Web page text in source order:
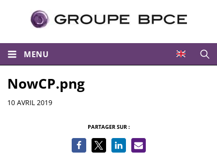
MENU
NowCP.png
Informations
10 AVRIL 2019
PARTAGER SUR :